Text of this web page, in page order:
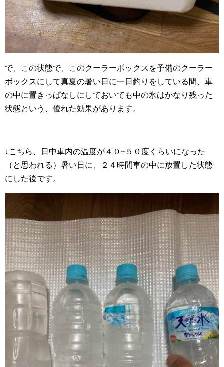
で、この状態で、このクーラーボックスを予備のクーラー
ボックスにして真夏の暑い日に一日釣りをしている間、車
の中に置きっぱなしにしておいても中の氷はかなり残った
状態という、優れた効果があります。
↓こちら、日中車内の温度が４０~５０度くらいになった
（と思われる）暑い日に、２４時間車の中に放置した状態
にした後です。